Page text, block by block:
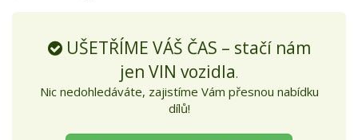
UŠETŘÍME VÁŠ ČAS – stačí nám
jen VIN vozidla.
Nic nedohledáváte, zajistíme Vám přesnou nabídku
dílů!